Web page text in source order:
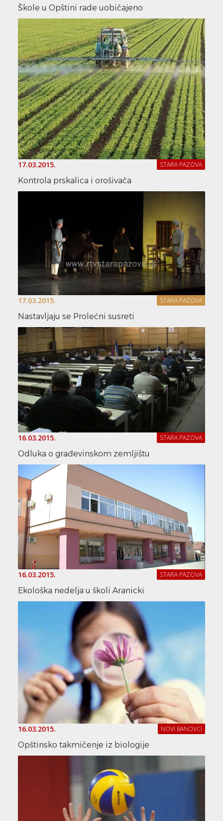
Škole u Opštini rade uobičajeno
17.03.2015. STARA PAZOVA
Kontrola prskalica i orošivača
17.03.2015. STARA PAZOVA
Nastavljaju se Prolećni susreti
16.03.2015. STARA PAZOVA
Odluka o građevinskom zemljištu
16.03.2015. STARA PAZOVA
Ekološka nedelja u školi Aranicki
16.03.2015. NOVI BANOVCI
Opštinsko takmičenje iz biologije